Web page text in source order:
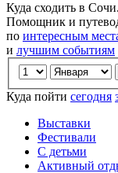
Куда сходить в
Помощник и
по интересным
и лучшим событиям
Куда пойти сегодня
Выставки
Фестивали
С детьми
Активный